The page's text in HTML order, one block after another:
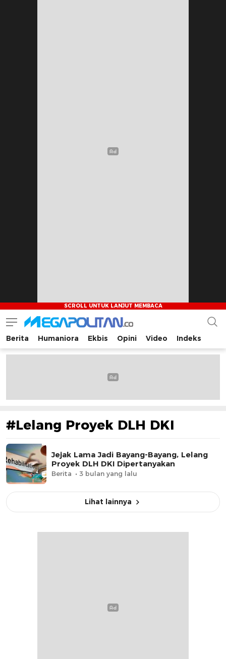
Megapolitan.co
Menyajikan berita-berita fakta bagi pembaca
Berita Humaniora Ekbis Opini Video Indeks
#Lelang Proyek DLH DKI
Jejak Lama Jadi Bayang-Bayang, Lelang
Proyek DLH DKI Dipertanyakan
Berita 3 bulan yang lalu
Lihat lainnya